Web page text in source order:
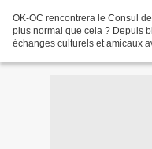
OK-OC rencontrera le Consul
plus normal que cela ? Depuis
échanges culturels et amicaux